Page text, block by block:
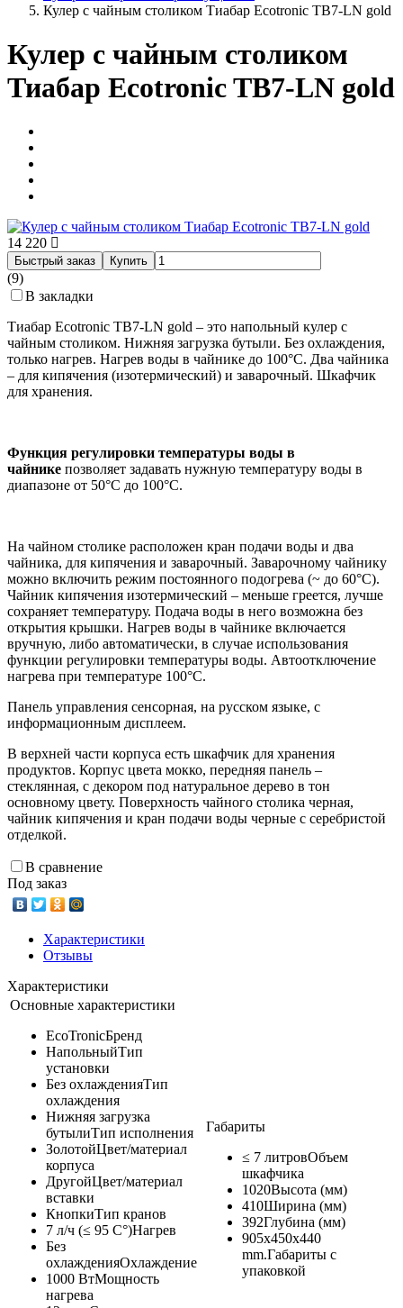
Кулер с чайным столиком Тиабар Ecotronic TB7-LN gold
Кулер с чайным столиком
Тиабар Ecotronic TB7-LN gold
14 220
Быстрый заказ Купить
(9)
В закладки
Тиабар Ecotronic TB7-LN gold – это напольный кулер с
чайным столиком. Нижняя загрузка бутыли. Без охлаждения,
только нагрев. Нагрев воды в чайнике до 100°С. Два чайника
– для кипячения (изотермический) и заварочный. Шкафчик
для хранения.
Функция регулировки температуры воды в
чайнике позволяет задавать нужную температуру воды в
диапазоне от 50°С до 100°С.
На чайном столике расположен кран подачи воды и два
чайника, для кипячения и заварочный. Заварочному чайнику
можно включить режим постоянного подогрева (~ до 60°С).
Чайник кипячения изотермический – меньше греется, лучше
сохраняет температуру. Подача воды в него возможна без
открытия крышки. Нагрев воды в чайнике включается
вручную, либо автоматически, в случае использования
функции регулировки температуры воды. Автоотключение
нагрева при температуре 100°С.
Панель управления сенсорная, на русском языке, с
информационным дисплеем.
В верхней части корпуса есть шкафчик для хранения
продуктов. Корпус цвета мокко, передняя панель –
стеклянная, с декором под натуральное дерево в тон
основному цвету. Поверхность чайного столика черная,
чайник кипячения и кран подачи воды черные с серебристой
отделкой.
В сравнение
Под заказ
Характеристики
Отзывы
Характеристики
Основные характеристики
EcoTronicБренд
НапольныйТип
установки
Без охлажденияТип
охлаждения
Нижняя загрузка
бутылиТип исполнения
ЗолотойЦвет/материал
корпуса
ДругойЦвет/материал
вставки
КнопкиТип кранов
7 л/ч (≤ 95 C°)Нагрев
Без
охлажденияОхлаждение
1000 ВтМощность
нагрева
Габариты
≤ 7 литровОбъем
шкафчика
1020Высота (мм)
410Ширина (мм)
392Глубина (мм)
905x450x440
mm.Габариты с
упаковкой